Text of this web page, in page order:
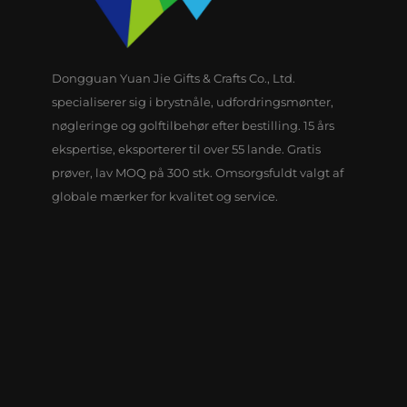
Dongguan Yuan Jie Gifts & Crafts Co., Ltd.
specialiserer sig i brystnåle, udfordringsmønter,
nøgleringe og golftilbehør efter bestilling. 15 års
ekspertise, eksporterer til over 55 lande. Gratis
prøver, lav MOQ på 300 stk. Omsorgsfuldt valgt af
globale mærker for kvalitet og service.